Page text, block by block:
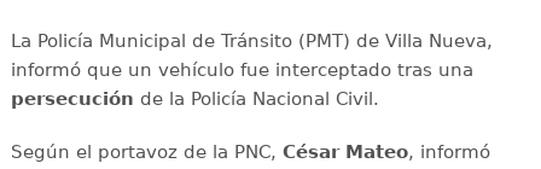
La Policía Municipal de Tránsito (PMT) de Villa Nueva,
informó que un vehículo fue interceptado tras una
persecución de la Policía Nacional Civil.
Según el portavoz de la PNC, César Mateo, informó